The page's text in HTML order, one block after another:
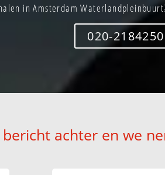
in Amsterdam
020-2184250
achter en we